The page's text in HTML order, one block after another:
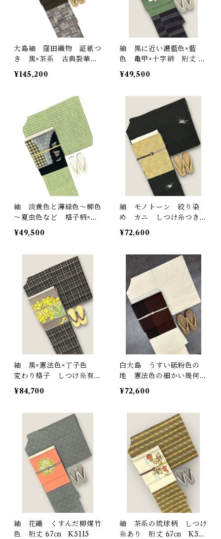
大島紬 窪田織物 証紙つ
き 黒×茶系 古典裂華
紋 裄丈 70㎝ K6003
¥145,200
紬 黒に近い濃藍色×藍
色 亀甲×十字絣 裄丈 6
6㎝ K4838
¥49,500
紬 淡黄色と薄緑色～柳色
～夏虫色など 格子柄×花
織のような素敵な模様 裄
丈 63㎝ K5915
¥49,500
紬 モノトーン 絞り染
め カニ しつけ糸つき
未使用品 裄丈69 ㎝ K5
148
¥72,600
紬 黒×憲法色×丁子色
変わり格子 しつけ糸有
裄丈 70.5㎝ K5970
¥84,700
白大島 うすい砥粉色の
地 憲法色の細かい幾何学
模様 仕付け糸つき ガー
ド加工済み 裄丈 65.5
¥72,600
紬 花織 くすんだ柳煤竹
色 裄丈 67㎝ K5115
紬 茶系の琉球柄 しつけ
糸あり 裄丈 67㎝ K561